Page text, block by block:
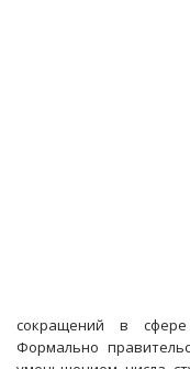
сокращений в
Формально